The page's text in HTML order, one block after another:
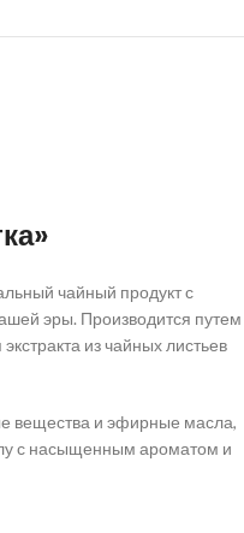
чайный продукт с
эры. Производится путем
из чайных листьев
вещества и эфирные масла,
с насыщенным ароматом и
пуэра,